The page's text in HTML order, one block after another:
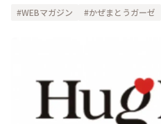
WEBマガジン かぜまとうガーゼ